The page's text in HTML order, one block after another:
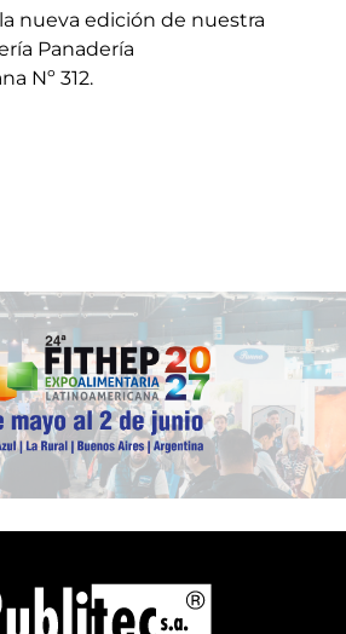
nueva edición de nuestra
Panadería
Nº 312.